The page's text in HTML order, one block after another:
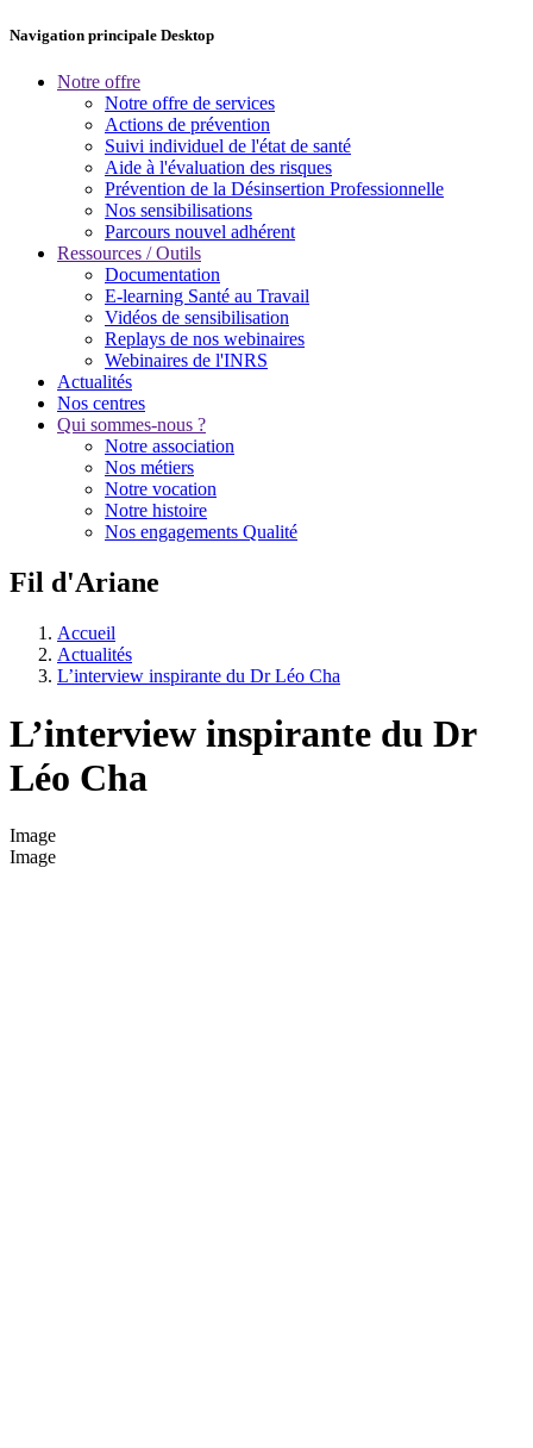
Navigation principale Desktop
Notre offre
Notre offre de services
Actions de prévention
Suivi individuel de l'état de santé
Aide à l'évaluation des risques
Prévention de la Désinsertion Professionnelle
Nos sensibilisations
Parcours nouvel adhérent
Ressources / Outils
Documentation
E-learning Santé au Travail
Vidéos de sensibilisation
Replays de nos webinaires
Webinaires de l'INRS
Actualités
Nos centres
Qui sommes-nous ?
Notre association
Nos métiers
Notre vocation
Notre histoire
Nos engagements Qualité
Fil d'Ariane
Accueil
Actualités
L’interview inspirante du Dr Léo Cha
L’interview inspirante du Dr
Léo Cha
Image
Image